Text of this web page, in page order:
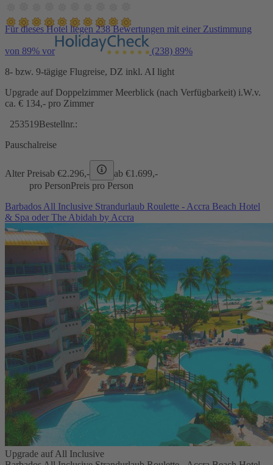
Für dieses Hotel liegen 238 Bewertungen mit einer Zustimmung
von 89% vor (238) 89%
8- bzw. 9-tägige Flugreise, DZ inkl. AI light
Upgrade auf Doppelzimmer Meerblick (nach Verfügbarkeit) i.W.v.
ca. € 134,- pro Zimmer
253519Bestellnr.:
Pauschalreise
Alter Preisab €2.296,- ab €1.699,-
pro PersonPreis pro Person
Barbados All Inclusive Strandurlaub Roulette - Accra Beach Hotel
& Spa oder The Abidah by Accra
Upgrade auf All Inclusive